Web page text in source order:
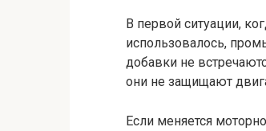
В первой ситуации,
использовалось,
добавки не
они не защищают
Если меняется